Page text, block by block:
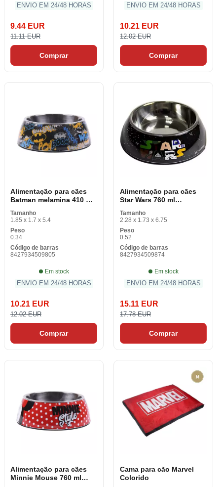
ENVIO EM 24/48 HORAS
9.44 EUR
11.11 EUR
Comprar
ENVIO EM 24/48 HORAS
10.21 EUR
12.02 EUR
Comprar
Alimentação para cães
Batman melamina 410 ml
Tamanho
1.85 x 1.7 x 5.4
Peso
0.34
Código de barras
8427934509805
Em stock
ENVIO EM 24/48 HORAS
10.21 EUR
12.02 EUR
Comprar
Alimentação para cães
Star Wars 760 ml
Tamanho
2.28 x 1.73 x 6.75
Peso
0.52
Código de barras
8427934509874
Em stock
ENVIO EM 24/48 HORAS
15.11 EUR
17.78 EUR
Comprar
Alimentação para cães
Minnie Mouse 760 ml
Cama para cão Marvel
Colorido